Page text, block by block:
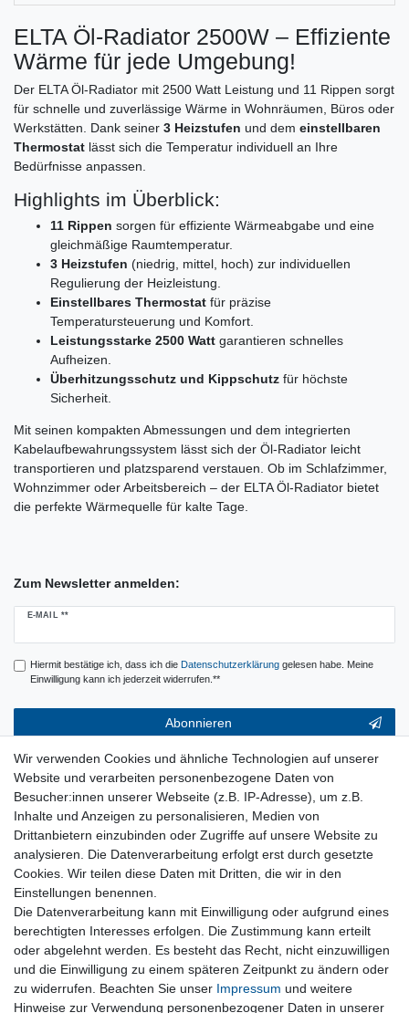
ELTA Öl-Radiator 2500W – Effiziente
Wärme für jede Umgebung!
Der ELTA Öl-Radiator mit 2500 Watt Leistung und 11 Rippen sorgt
für schnelle und zuverlässige Wärme in Wohnräumen, Büros oder
Werkstätten. Dank seiner 3 Heizstufen und dem einstellbaren
Thermostat lässt sich die Temperatur individuell an Ihre
Bedürfnisse anpassen.
Highlights im Überblick:
11 Rippen sorgen für effiziente Wärmeabgabe und eine
gleichmäßige Raumtemperatur.
3 Heizstufen (niedrig, mittel, hoch) zur individuellen
Regulierung der Heizleistung.
Einstellbares Thermostat für präzise
Temperatursteuerung und Komfort.
Leistungsstarke 2500 Watt garantieren schnelles
Aufheizen.
Überhitzungsschutz und Kippschutz für höchste
Sicherheit.
Mit seinen kompakten Abmessungen und dem integrierten
Kabelaufbewahrungssystem lässt sich der Öl-Radiator leicht
transportieren und platzsparend verstauen. Ob im Schlafzimmer,
Wohnzimmer oder Arbeitsbereich – der ELTA Öl-Radiator bietet
die perfekte Wärmequelle für kalte Tage.
Zum Newsletter anmelden:
E-MAIL **
Newsletter
Hiermit bestätige ich, dass ich die Daten­schutz­erklärunggelesen habe. Meine
Einwilligung kann ich jederzeit widerrufen.**
Abonnieren
** Hierbei handelt es sich um ein Pflichtfeld.
Service & Hilfe
Kontakt
Warenkorb
Zur Kasse
Nützliches
Newsletter abmelden
Widerrufsformular
Vertrag Widerrufen
Rechtliches
Wir verwenden Cookies und ähnliche Technologien auf unserer
Website und verarbeiten personenbezogene Daten von
Besucher:innen unserer Webseite (z.B. IP-Adresse), um z.B.
Inhalte und Anzeigen zu personalisieren, Medien von
Drittanbietern einzubinden oder Zugriffe auf unsere Website zu
analysieren. Die Datenverarbeitung erfolgt erst durch gesetzte
Cookies. Wir teilen diese Daten mit Dritten, die wir in den
Einstellungen benennen.
Die Datenverarbeitung kann mit Einwilligung oder aufgrund eines
berechtigten Interesses erfolgen. Die Zustimmung kann erteilt
oder abgelehnt werden. Es besteht das Recht, nicht einzuwilligen
und die Einwilligung zu einem späteren Zeitpunkt zu ändern oder
zu widerrufen. Beachten Sie unser Impressum und weitere
Hinweise zur Verwendung personenbezogener Daten in unserer